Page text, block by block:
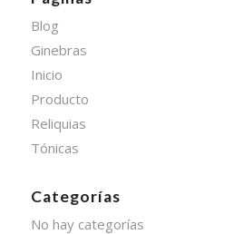
Blog
Ginebras
Inicio
Producto
Reliquias
Tónicas
Categorías
No hay categorías